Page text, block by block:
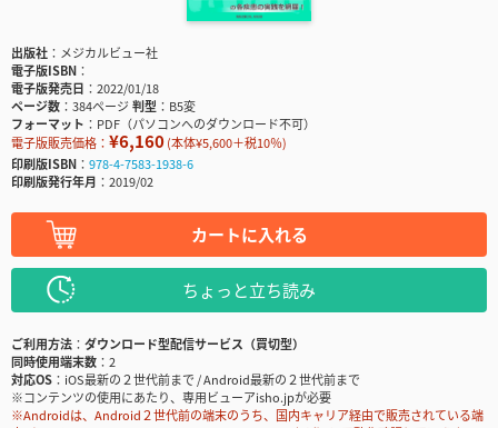
出版社
メジカルビュー社
電子版ISBN
電子版発売日
2022/01/18
ページ数
384ページ判型
B5変
フォーマット
PDF（パソコンへのダウンロード不可）
電子版販売価格： ¥6,160(本体¥5,600＋税10％)
印刷版ISBN
978-4-7583-1938-6
印刷版発行年月
2019/02
カートに入れる
ちょっと立ち読み
ご利用方法
ダウンロード型配信サービス（買切型）
同時使用端末数
2
対応OS
iOS最新の２世代前まで / Android最新の２世代前まで
※コンテンツの使用にあたり、専用ビューアisho.jpが必要
※Androidは、Android２世代前の端末のうち、国内キャリア経由で販売されている端